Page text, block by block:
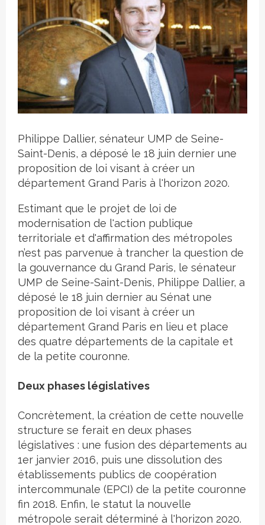
Crédit photo
Philippe Dallier, sénateur UMP de Seine-
Saint-Denis, a déposé le 18 juin dernier une
proposition de loi visant à créer un
département Grand Paris à l'horizon 2020.
Estimant que le projet de loi de
modernisation de l'action publique
territoriale et d'affirmation des métropoles
n’est pas parvenue à trancher la question de
la gouvernance du Grand Paris, le sénateur
UMP de Seine-Saint-Denis, Philippe Dallier, a
déposé le 18 juin dernier au Sénat une
proposition de loi visant à créer un
département Grand Paris en lieu et place
des quatre départements de la capitale et
de la petite couronne.
Deux phases législatives
Concrètement, la création de cette nouvelle
structure se ferait en deux phases
législatives : une fusion des départements au
1er janvier 2016, puis une dissolution des
établissements publics de coopération
intercommunale (EPCI) de la petite couronne
fin 2018. Enfin, le statut la nouvelle
métropole serait déterminé à l'horizon 2020.